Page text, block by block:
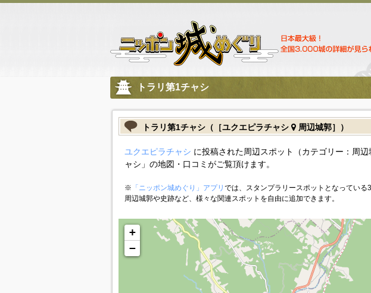
トラリ第1チャシ
トラリ第1チャシ（［ユクエピラチャシ 周辺城郭］）
ユクエピラチャシ に投稿された周辺スポット（カテゴリー：周
ャシ」の地図・口コミがご覧頂けます。
※ 「ニッポン城めぐり」アプリ では、スタンプラリースポットとなっている
周辺城郭や史跡など、様々な関連スポットを自由に追加できます。
+
−